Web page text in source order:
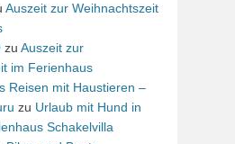
Auszeit zur Weihnachtszeit
zu Auszeit zur
im Ferienhaus
Reisen mit Haustieren –
zu Urlaub mit Hund in
Schakelvilla